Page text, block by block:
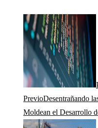
PrevioDesentrañando
Moldean el Desarrollo